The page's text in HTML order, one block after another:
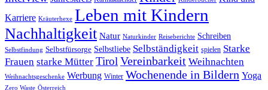
Karriere Kräuterhexe Leben mit Kindern
Nachhaltigkeit Natur Naturkinder Reiseberichte Schreiben
Selbstfindung Selbstfürsorge Selbstliebe Selbständigkeit spielen Starke
Frauen starke Mütter Tirol Vereinbarkeit Weihnachten
Weihnachtsgeschenke Werbung Winter Wochenende in Bildern Yoga
Zero Waste Österreich